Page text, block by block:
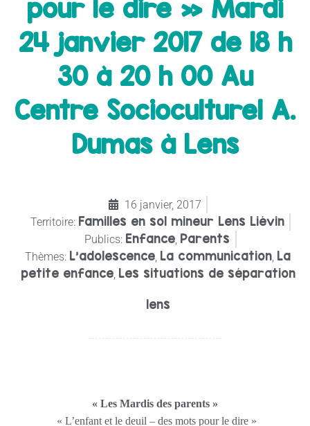
pour le dire » Mardi
24 janvier 2017 de 18 h
30 à 20 h 00 Au
Centre Socioculturel A.
Dumas à Lens
16 janvier, 2017
Territoire: Familles en sol mineur Lens Liévin
Publics: Enfance Parents
Thèmes: L’adolescence La communication La
petite enfance, Les situations de séparation
lens
« Les Mardis des parents »
« L’enfant et le deuil – des mots pour le dire »